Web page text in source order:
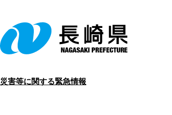
災害等に関する緊急情報